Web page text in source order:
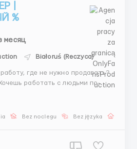
|
%
месяц
Białoruś (Reczyca)
где не нужно продавать?
работать с людьми по-
...Bez noclegu Bez języka